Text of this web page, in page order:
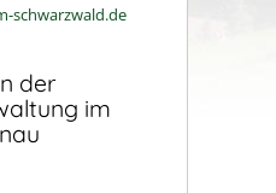
schwarzwald.de
der
im